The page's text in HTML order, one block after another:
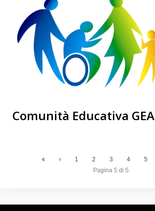
Comunità Educativa GEA
Pagina 5 di 5
1 2 3 4 5